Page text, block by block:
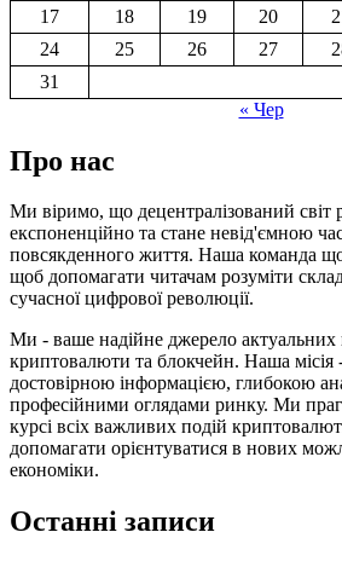
17
18 19 20
24
25 26 27
31
« Чер
Про нас
Ми віримо, що децентралізований світ
експоненційно та стане невід'ємною
повсякденного життя. Наша команда
щоб допомагати читачам розуміти
сучасної цифрової революції.
Ми - ваше надійне джерело
криптовалюти та блокчейн. Наша місія -
достовірною інформацією, глибокою
професійними оглядами ринку. Ми
курсі всіх важливих подій
допомагати орієнтуватися в нових
економіки.
Останні записи